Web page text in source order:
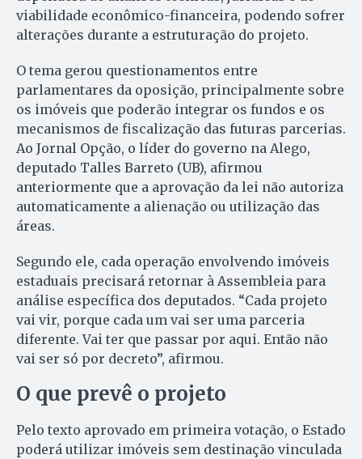
viabilidade econômico-financeira, podendo sofrer
alterações durante a estruturação do projeto.
O tema gerou questionamentos entre
parlamentares da oposição, principalmente sobre
os imóveis que poderão integrar os fundos e os
mecanismos de fiscalização das futuras parcerias.
Ao Jornal Opção, o líder do governo na Alego,
deputado Talles Barreto (UB), afirmou
anteriormente que a aprovação da lei não autoriza
automaticamente a alienação ou utilização das
áreas.
Segundo ele, cada operação envolvendo imóveis
estaduais precisará retornar à Assembleia para
análise específica dos deputados. “Cada projeto
vai vir, porque cada um vai ser uma parceria
diferente. Vai ter que passar por aqui. Então não
vai ser só por decreto”, afirmou.
O que prevê o projeto
Pelo texto aprovado em primeira votação, o Estado
poderá utilizar imóveis sem destinação vinculada